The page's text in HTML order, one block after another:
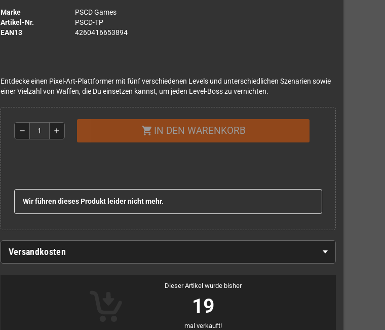
Marke
PSCD Games
Artikel-Nr.
PSCD-TP
EAN13
4260416653894
Entdecke einen Pixel-Art-Plattformer mit fünf verschiedenen Levels und unterschiedlichen Szenarien sowie
einer Vielzahl von Waffen, die Du einsetzen kannst, um jeden Level-Boss zu vernichten.
remove add shopping_cart IN DEN WARENKORB
Wir führen dieses Produkt leider nicht mehr.
Versandkosten
Dieser Artikel wurde bisher
19
mal verkauft!